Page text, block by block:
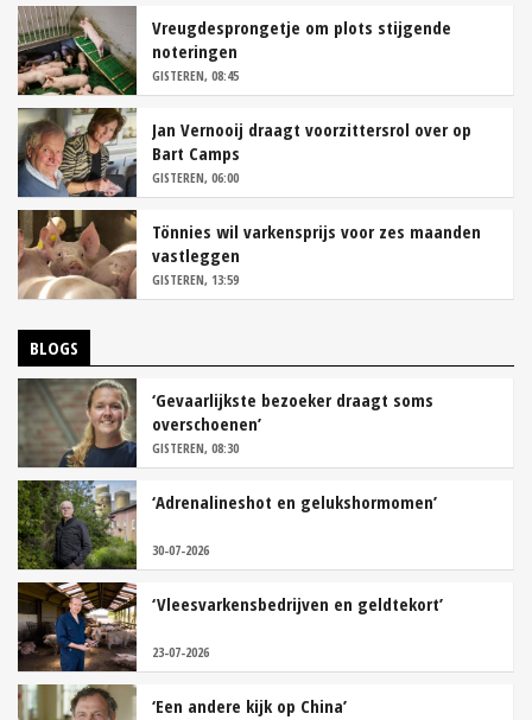
Vreugdesprongetje om plots stijgende
noteringen
GISTEREN, 08:45
Jan Vernooij draagt voorzittersrol over op
Bart Camps
GISTEREN, 06:00
Tönnies wil varkensprijs voor zes maanden
vastleggen
GISTEREN, 13:59
BLOGS
‘Gevaarlijkste bezoeker draagt soms
overschoenen’
GISTEREN, 08:30
‘Adrenalineshot en gelukshormomen’
30-07-2026
‘Vleesvarkensbedrijven en geldtekort’
23-07-2026
‘Een andere kijk op China’